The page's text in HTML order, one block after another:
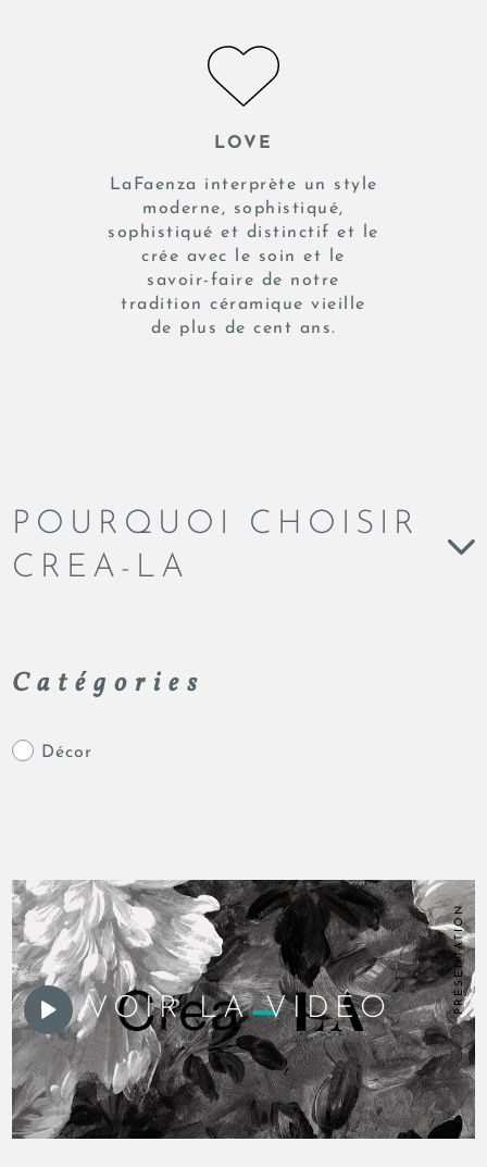
LOVE
LaFaenza interprète un style
moderne, sophistiqué,
sophistiqué et distinctif et le
crée avec le soin et le
savoir-faire de notre
tradition céramique vieille
de plus de cent ans.
POURQUOI CHOISIR
CREA-LA
Catégories
Décor
PRÉSENTATION
VOIR LA VIDÉO